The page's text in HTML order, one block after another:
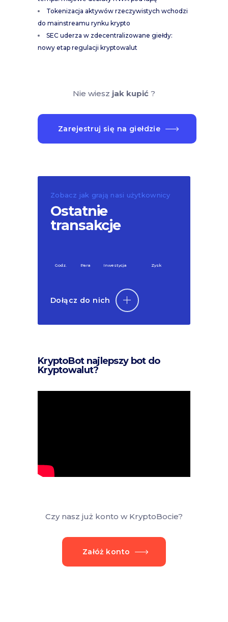
Tokenizacja aktywów rzeczywistych wchodzi
do mainstreamu rynku krypto
SEC uderza w zdecentralizowane giełdy:
nowy etap regulacji kryptowalut
Nie wiesz jak kupić?
Zarejestruj się na giełdzie
Zobacz jak grają nasi użytkownicy
Ostatnie
transakcje
Godz. Para Inwestycja Zysk
Dołącz do nich
KryptoBot najlepszy bot do
Kryptowalut?
Czy nasz już konto w KryptoBocie?
Załóż konto